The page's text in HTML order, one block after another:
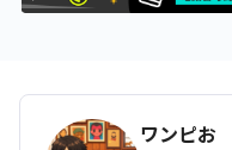
ワンピお